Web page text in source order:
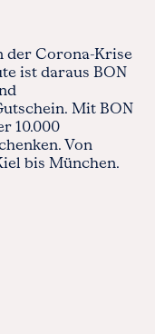
der Corona-Krise
ist daraus BON
Mit BON
10.000
Von
bis München.